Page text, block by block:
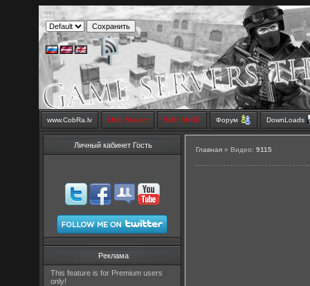
www.CobRa.lv LIVE Stream SMS SHOP Форум DownLoads
Личный кабинет Гость
Реклама
This feature is for Premium users
only!
Главная » Видео:9115